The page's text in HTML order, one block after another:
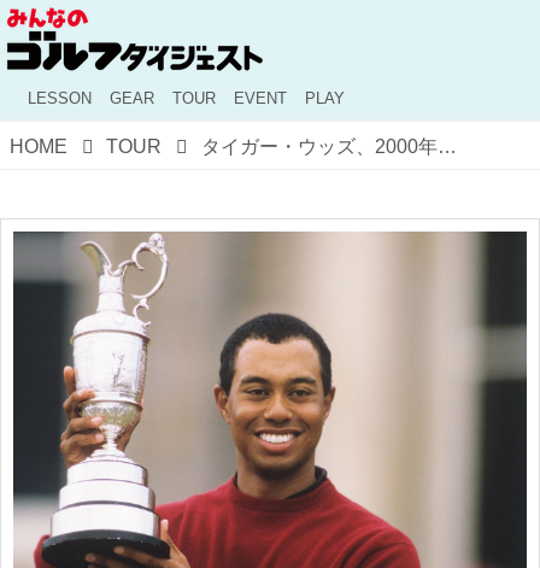
LESSON GEAR TOUR EVENT PLAY
HOME TOUR タイガー・ウッズ、2000年セントアンドリュースで8打差の圧勝【レジェンドたちの全英オープン③】